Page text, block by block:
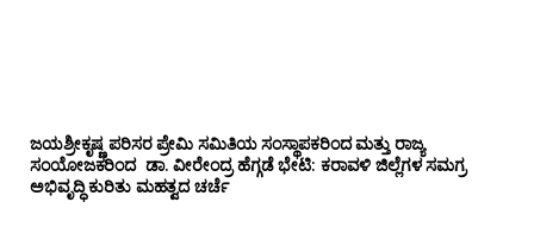
ಜಯಶ್ರೀಕೃಷ್ಣ ಪರಿಸರ ಪ್ರೇಮಿ ಸಮಿತಿಯ ಸಂಸ್ಥಾಪಕರಿಂದ ಮತ್ತು ರಾಜ್ಯ
ಸಂಯೋಜಕರಿಂದ ಡಾ. ವೀರೇಂದ್ರ ಹೆಗ್ಗಡೆ ಭೇಟಿ: ಕರಾವಳಿ ಜಿಲ್ಲೆಗಳ ಸಮಗ್ರ
ಅಭಿವೃದ್ಧಿ ಕುರಿತು ಮಹತ್ವದ ಚರ್ಚೆ